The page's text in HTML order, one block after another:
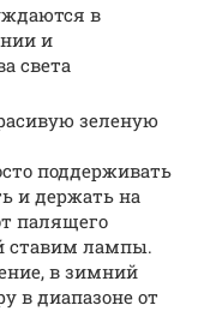
в
и
света
зеленую
поддерживать
и держать на
палящего
ставим лампы.
в зимний
в диапазоне от